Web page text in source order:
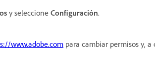
y seleccione Configuración.
www.adobe.com para cambiar permisos y,